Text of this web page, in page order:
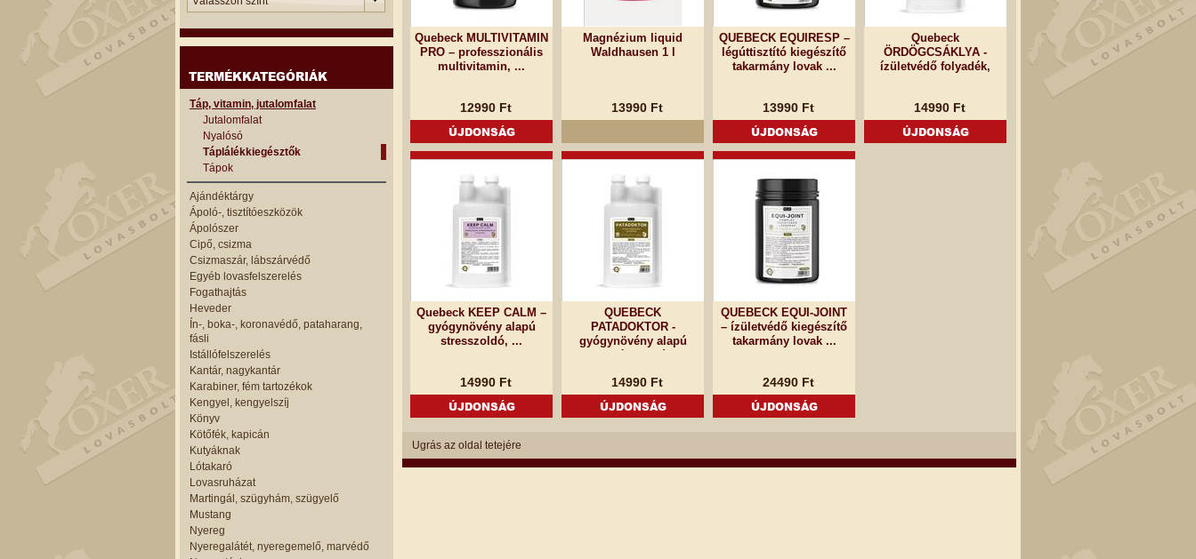
TERMÉKKATEGÓRIÁK
Táp, vitamin, jutalomfalat
Jutalomfalat
Nyalósó
Táplálékkiegésztők
Tápok
Ajándéktárgy
Ápoló-, tisztítóeszközök
Ápolószer
Cipő, csizma
Csizmaszár, lábszárvédő
Egyéb lovasfelszerelés
Fogathajtás
Heveder
Ín-, boka-, koronavédő, pataharang,
fásli
Istállófelszerelés
Kantár, nagykantár
Karabiner, fém tartozékok
Kengyel, kengyelszíj
Könyv
Kötőfék, kapicán
Kutyáknak
Lótakaró
Lovasruházat
Martingál, szügyhám, szügyelő
Mustang
Nyereg
Nyeregalátét, nyeregemelő, marvédő
Quebeck MULTIVITAMIN
PRO – professzionális
multivitamin, ...
12990 Ft
ÚJDONSÁG
Magnézium liquid
Waldhausen 1 l
13990 Ft
QUEBECK EQUIRESP –
légúttisztító kiegészítő
takarmány lovak ...
13990 Ft
ÚJDONSÁG
Quebeck
ÖRDÖGCSÁKLYA -
ízületvédő folyadék,
14990 Ft
ÚJDONSÁG
Quebeck KEEP CALM –
gyógynövény alapú
stresszoldó, ...
14990 Ft
ÚJDONSÁG
QUEBECK
PATADOKTOR -
gyógynövény alapú
14990 Ft
ÚJDONSÁG
QUEBECK EQUI-JOINT
– ízületvédő kiegészítő
takarmány lovak ...
24490 Ft
ÚJDONSÁG
Ugrás az oldal tetejére